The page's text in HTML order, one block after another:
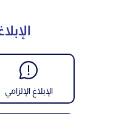
الإبلاغ الإلزامي